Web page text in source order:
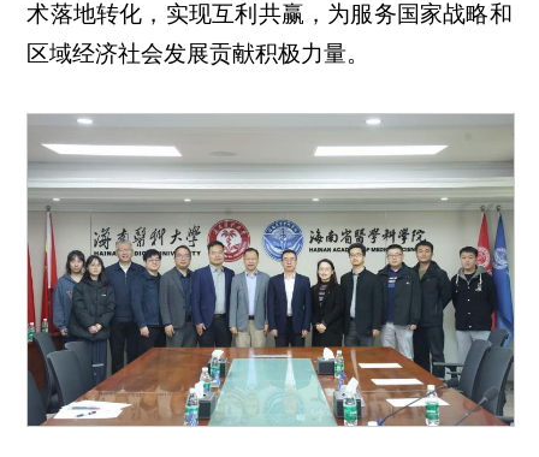
术落地转化，实现互利共赢，为服务国家战略和
区域经济社会发展贡献积极力量。